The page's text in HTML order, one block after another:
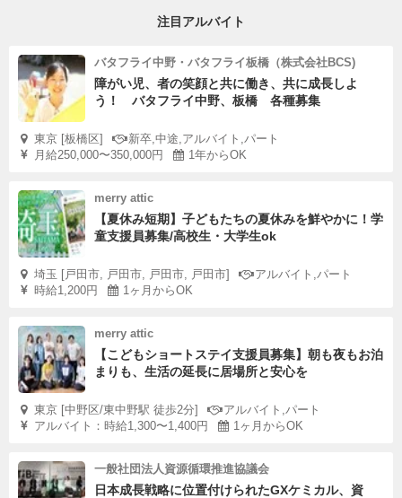
注目アルバイト
バタフライ中野・バタフライ板橋（株式会社BCS)
障がい児、者の笑顔と共に働き、共に成長しよ
う！ バタフライ中野、板橋 各種募集
東京 [板橋区]
新卒,中途,アルバイト,パート
月給250,000〜350,000円
1年からOK
merry attic
【夏休み短期】子どもたちの夏休みを鮮やかに！学
童支援員募集/高校生・大学生ok
埼玉 [戸田市, 戸田市, 戸田市, 戸田市]
アルバイト,パート
時給1,200円
1ヶ月からOK
merry attic
【こどもショートステイ支援員募集】朝も夜もお泊
まりも、生活の延長に居場所と安心を
東京 [中野区/東中野駅 徒歩2分]
アルバイト,パート
アルバイト：時給1,300〜1,400円
1ヶ月からOK
一般社団法人資源循環推進協議会
日本成長戦略に位置付けられたGXケミカル、資